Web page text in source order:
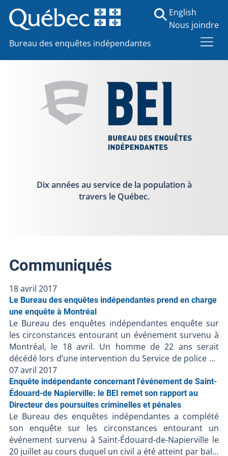
Bureau des enquêtes indépendantes
English
Nous joindre
Dix années au service de la population à
travers le Québec.
Communiqués
18 avril 2017
Le Bureau des enquêtes indépendantes prend en charge
une enquête à Montréal
Le Bureau des enquêtes indépendantes enquête sur
les circonstances entourant un événement survenu à
Montréal, le 18 avril. Un homme de 22 ans serait
décédé lors d’une intervention du Service de police de
la Ville de Montréal. Les renseignements préliminaires
communiqués au BEI suggèrent ce qui suit :- Vers 00 h
03, les policiers du poste 49 auraient reçu un appel
concernant un camion cube blanc qui aurait commis
un délit de fuite- Vers 00 h 06, ils auraient localisé le
véhicule et une poursuite se serait enclenchée. La
poursuite aurait été annulée quelques minutes plus
tard- Vers 00 h 17, des policiers du poste 39 qui
07 avril 2017
Enquête indépendante concernant l'événement de Saint-
Édouard-de Napierville: le BEI remet son rapport au
Directeur des poursuites criminelles et pénales
Le Bureau des enquêtes indépendantes a complété
son enquête sur les circonstances entourant un
événement survenu à Saint-Édouard-de-Napierville le
20 juillet au cours duquel un civil a été atteint par balle